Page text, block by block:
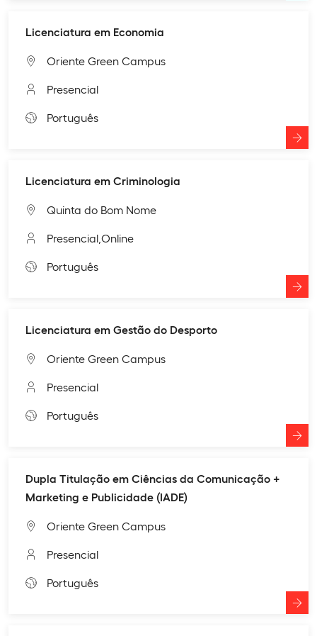
Licenciatura em Economia
Oriente Green Campus
Presencial
Português
Licenciatura em Criminologia
Quinta do Bom Nome
Presencial, Online
Português
Licenciatura em Gestão do Desporto
Oriente Green Campus
Presencial
Português
Dupla Titulação em Ciências da Comunicação +
Marketing e Publicidade (IADE)
Oriente Green Campus
Presencial
Português